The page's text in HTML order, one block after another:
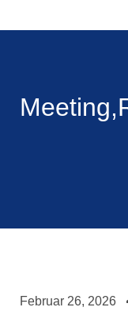
Februar 26, 2026